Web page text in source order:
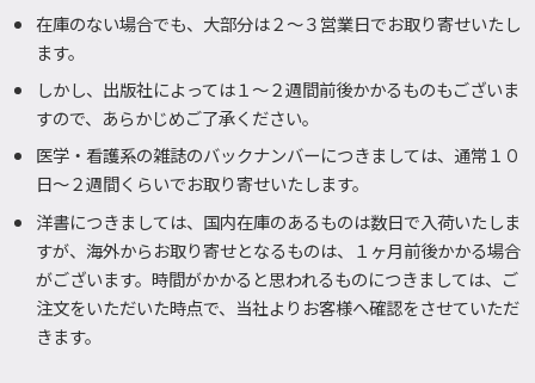
在庫のない場合でも、大部分は２～３営業日でお取り寄せいたし
ます。
しかし、出版社によっては１～２週間前後かかるものもございま
すので、あらかじめご了承ください。
医学・看護系の雑誌のバックナンバーにつきましては、通常１０
日～２週間くらいでお取り寄せいたします。
洋書につきましては、国内在庫のあるものは数日で入荷いたしま
すが、海外からお取り寄せとなるものは、１ヶ月前後かかる場合
がございます。時間がかかると思われるものにつきましては、ご
注文をいただいた時点で、当社よりお客様へ確認をさせていただ
きます。